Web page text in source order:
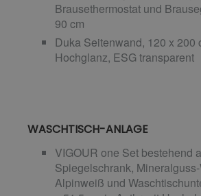
Brausethermostat und
90 cm
Duka Seitenwand, 120 x 200
Hochglanz, ESG transparent
WASCHTISCH-ANLAGE
VIGOUR one Set bestehend
Spiegelschrank,
Alpinweiß und